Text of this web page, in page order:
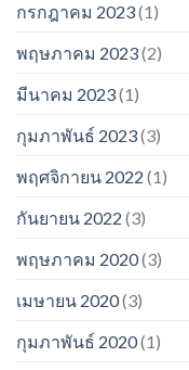
กรกฎาคม 2023(1)
พฤษภาคม 2023(2)
มีนาคม 2023(1)
กุมภาพันธ์ 2023(3)
พฤศจิกายน 2022 (1)
กันยายน 2022 (3)
พฤษภาคม 2020(3)
เมษายน 2020(3)
กุมภาพันธ์ 2020(1)